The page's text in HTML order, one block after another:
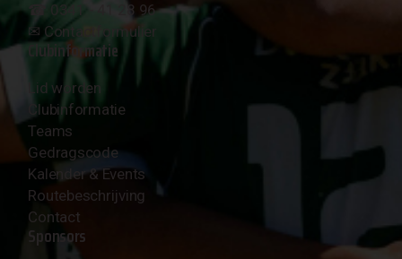
☎︎ 0341 - 41 28 96
✉︎ Contactformulier
Clubinformatie
Lid worden
Clubinformatie
Teams
Gedragscode
Kalender & Events
Routebeschrijving
Contact
Sponsors